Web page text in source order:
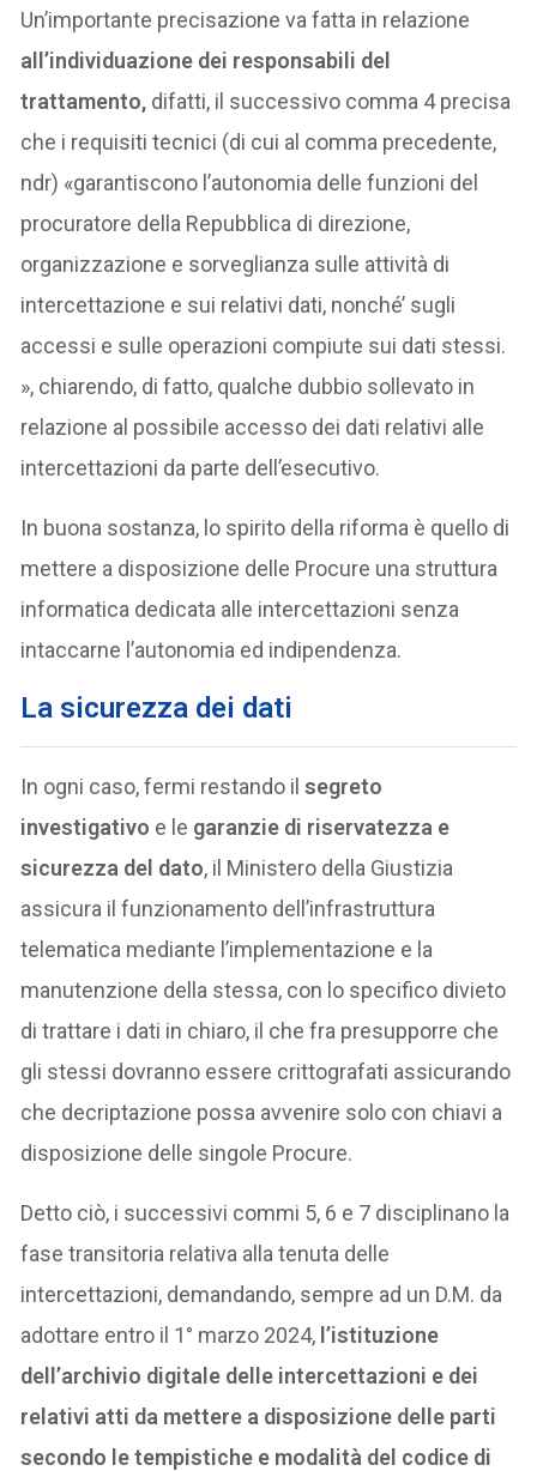
Un’importante precisazione va fatta in relazione
all’individuazione dei responsabili del
trattamento, difatti, il successivo comma 4 precisa
che i requisiti tecnici (di cui al comma precedente,
ndr) «garantiscono l’autonomia delle funzioni del
procuratore della Repubblica di direzione,
organizzazione e sorveglianza sulle attività di
intercettazione e sui relativi dati, nonché’ sugli
accessi e sulle operazioni compiute sui dati stessi.
», chiarendo, di fatto, qualche dubbio sollevato in
relazione al possibile accesso dei dati relativi alle
intercettazioni da parte dell’esecutivo.
In buona sostanza, lo spirito della riforma è quello di
mettere a disposizione delle Procure una struttura
informatica dedicata alle intercettazioni senza
intaccarne l’autonomia ed indipendenza.
La sicurezza dei dati
In ogni caso, fermi restando ilsegreto
investigativo e le garanzie di riservatezza e
sicurezza del dato, il Ministero della Giustizia
assicura il funzionamento dell’infrastruttura
telematica mediante l’implementazione e la
manutenzione della stessa, con lo specifico divieto
di trattare i dati in chiaro, il che fra presupporre che
gli stessi dovranno essere crittografati assicurando
che decriptazione possa avvenire solo con chiavi a
disposizione delle singole Procure.
Detto ciò, i successivi commi 5, 6 e 7 disciplinano la
fase transitoria relativa alla tenuta delle
intercettazioni, demandando, sempre ad un D.M. da
adottare entro il 1° marzo 2024, l’istituzione
dell’archivio digitale delle intercettazioni e dei
relativi atti da mettere a disposizione delle parti
secondo le tempistiche e modalità del codice di